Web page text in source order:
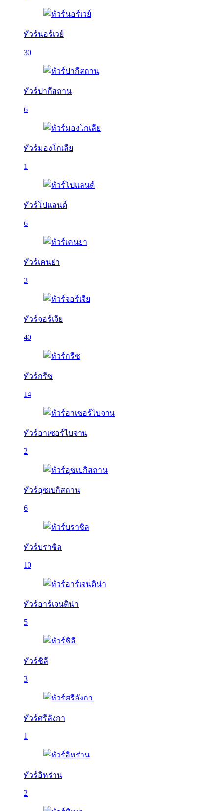
ทัวร์นอร์เวย์
30
ทัวร์ปากีสถาน
6
ทัวร์มองโกเลีย
1
ทัวร์โปแลนด์
6
ทัวร์เคนย่า
3
ทัวร์จอร์เจีย
40
ทัวร์กรีซ
14
ทัวร์อาเซอร์ไบจาน
2
ทัวร์อุซเบกิสถาน
6
ทัวร์บราซิล
10
ทัวร์อาร์เจนติน่า
5
ทัวร์ชิลี
3
ทัวร์ศรีลังกา
1
ทัวร์อิหร่าน
2